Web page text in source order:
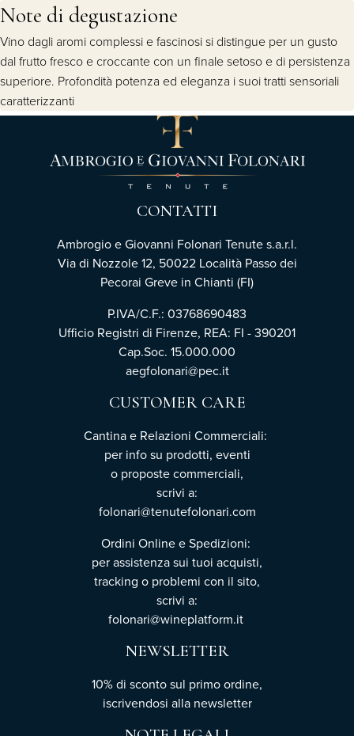
Note di degustazione
Vino dagli aromi complessi e fascinosi si distingue per un gusto
dal frutto fresco e croccante con un finale setoso e di persistenza
superiore. Profondità potenza ed eleganza i suoi tratti sensoriali
caratterizzanti
CONTATTI
Ambrogio e Giovanni Folonari Tenute s.a.r.l.
Via di Nozzole 12, 50022 Località Passo dei
Pecorai Greve in Chianti (FI)
P.IVA/C.F.: 03768690483
Ufficio Registri di Firenze, REA: FI - 390201
Cap.Soc. 15.000.000
aegfolonari@pec.it
CUSTOMER CARE
Cantina e Relazioni Commerciali:
per info su prodotti, eventi
o proposte commerciali,
scrivi a:
folonari@tenutefolonari.com
Ordini Online e Spedizioni:
per assistenza sui tuoi acquisti,
tracking o problemi con il sito,
scrivi a:
folonari@wineplatform.it
NEWSLETTER
10% di sconto sul primo ordine,
iscrivendosi alla newsletter